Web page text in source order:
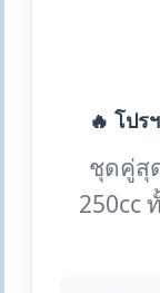
🔥 โปร
ชุดคู่สุ
250cc